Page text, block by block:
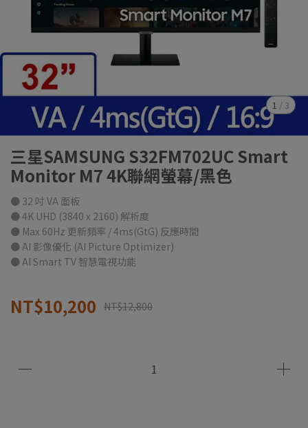
1 / 3
三星SAMSUNG S32FM702UC Smart
Monitor M7 4K聯網螢幕/黑色
● 32 吋 VA 面板
● 4K UHD (3840 x 2160) 解析度
● Max 60Hz 更新頻率 / 4ms(GtG) 反應時間
● AI 影像優化 (AI Picture Optimizer)
● AI Smart TV 智慧電視功能
NT$10,200 NT$12,800